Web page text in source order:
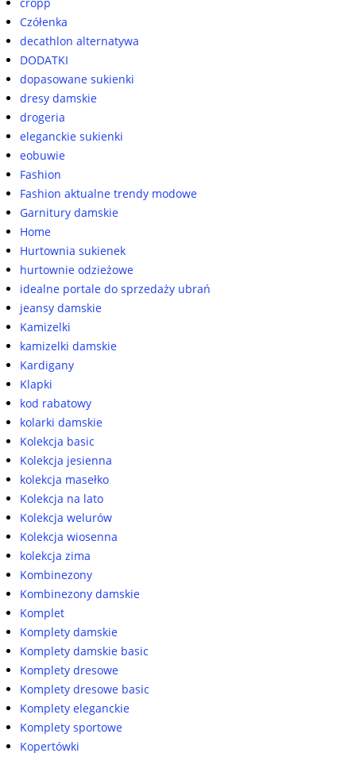
Czółenka
decathlon alternatywa
DODATKI
dopasowane sukienki
dresy damskie
drogeria
eleganckie sukienki
eobuwie
Fashion
Fashion aktualne trendy modowe
Garnitury damskie
Home
Hurtownia sukienek
hurtownie odzieżowe
idealne portale do sprzedaży ubrań
jeansy damskie
Kamizelki
kamizelki damskie
Kardigany
Klapki
kod rabatowy
kolarki damskie
Kolekcja basic
Kolekcja jesienna
kolekcja masełko
Kolekcja na lato
Kolekcja welurów
Kolekcja wiosenna
kolekcja zima
Kombinezony
Kombinezony damskie
Komplet
Komplety damskie
Komplety damskie basic
Komplety dresowe
Komplety dresowe basic
Komplety eleganckie
Komplety sportowe
Kopertówki